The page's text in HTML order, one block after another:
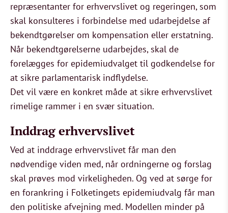
repræsentanter for erhvervslivet og regeringen, som
skal konsulteres i forbindelse med udarbejdelse af
bekendtgørelser om kompensation eller erstatning.
Når bekendtgørelserne udarbejdes, skal de
forelægges for epidemiudvalget til godkendelse for
at sikre parlamentarisk indflydelse.
Det vil være en konkret måde at sikre erhvervslivet
rimelige rammer i en svær situation.
Inddrag erhvervslivet
Ved at inddrage erhvervslivet får man den
nødvendige viden med, når ordningerne og forslag
skal prøves mod virkeligheden. Og ved at sørge for
en forankring i Folketingets epidemiudvalg får man
den politiske afvejning med. Modellen minder på